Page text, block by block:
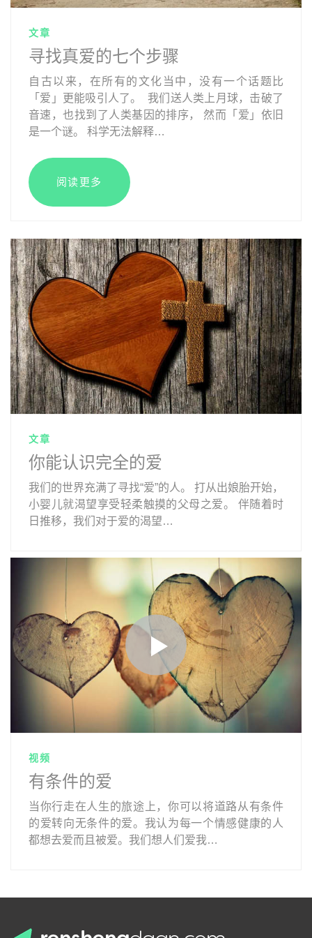
文章
寻找真爱的七个步骤
自古以来，在所有的文化当中，没有一个话题比
「爱」更能吸引人了。 我们送人类上月球，击破了
音速，也找到了人类基因的排序， 然而「爱」依旧
是一个谜。 科学无法解释…
阅读更多
文章
你能认识完全的爱
我们的世界充满了寻找“爱”的人。 打从出娘胎开始，
小婴儿就渴望享受轻柔触摸的父母之爱。 伴随着时
日推移，我们对于爱的渴望…
视频
有条件的爱
当你行走在人生的旅途上，你可以将道路从有条件
的爱转向无条件的爱。我认为每一个情感健康的人
都想去爱而且被爱。我们想人们爱我…